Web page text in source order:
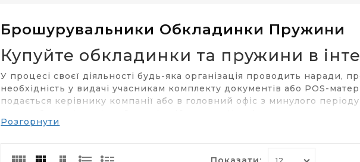
Брошурувальники Обкладинки Пружини
Купуйте обкладинки та пружини в
У процесі своєї діяльності будь-яка організація проводить наради,
необхідність у видачі учасникам комплекту документів або POS-
подається керівнику компанії або в головний офіс з минулого
брошюратора та іншу
Розгорнути